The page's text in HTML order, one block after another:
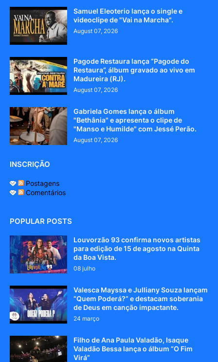
Samuel Eleoterio lança o single e
videoclipe de "Vai na Marcha".
August 07, 2026
Pagode Restaura lança “Pagode do
Restaura”, álbum gravado ao vivo em
Madureira (RJ).
August 07, 2026
Gabriela Gomes lança o álbum
"Bethânia" e apresenta o clipe de
"Manso e Humilde" com Jessé Perão.
August 07, 2026
INSCRIÇÃO
Postagens
Comentários
POPULAR POSTS
Louvorzão 93 confirma novos artistas
para edição de 15 de agosto na Quinta
da Boa Vista.
08 julho
Valesca Mayssa e Julliany Souza lançam
“Quem Poderá?” e destacam soberania
de Deus em canção impactante.
24 março
Filho de Ana Paula Valadão, Isaque
Valadão Bessa lança o álbum “O Fim
Virá”